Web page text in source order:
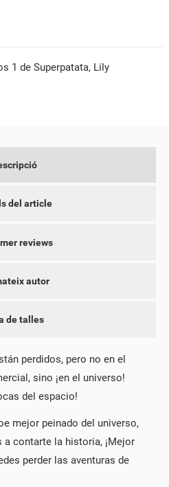
1 de Superpatata, Lily
del article
reviews
autor
de talles
perdidos, pero no en el
sino ¡en el universo!
del espacio!
mejor peinado del universo,
a contarte la historia, ¡Mejor
perder las aventuras de
DE DESITJOS
CREAR UNA LLISTA DE